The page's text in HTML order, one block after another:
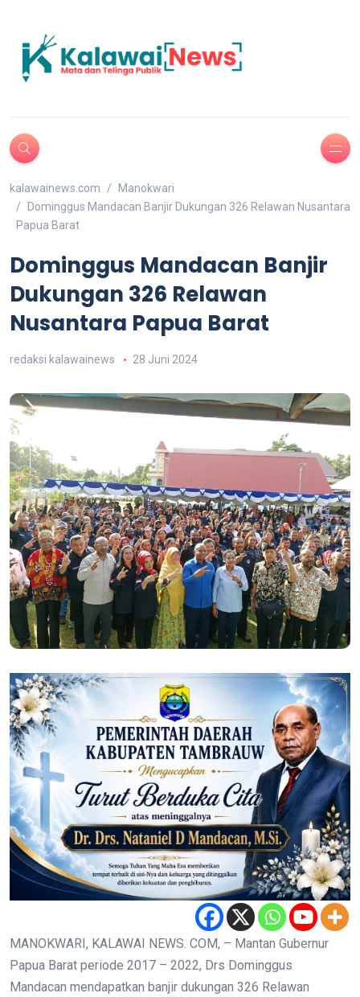
kalawainews.com
Manokwari
Dominggus Mandacan Banjir Dukungan 326 Relawan Nusantara
Papua Barat
Dominggus Mandacan Banjir
Dukungan 326 Relawan
Nusantara Papua Barat
redaksi kalawainews 28 Juni 2024
MANOKWARI, KALAWAI NEWS. COM, – Mantan Gubernur
Papua Barat periode 2017 – 2022, Drs Dominggus
Mandacan mendapatkan banjir dukungan 326 Relawan